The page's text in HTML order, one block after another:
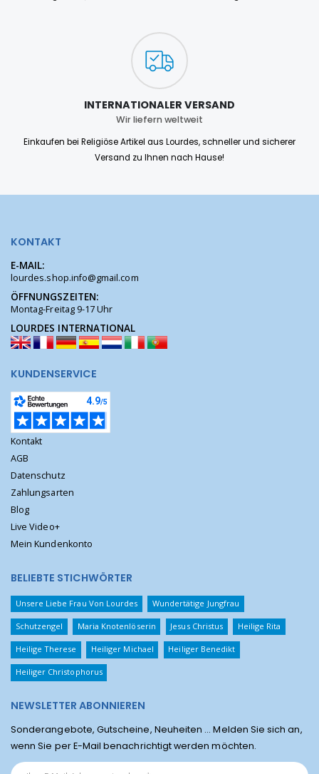
INTERNATIONALER VERSAND
Wir liefern weltweit
Einkaufen bei Religiöse Artikel aus Lourdes, schneller und sicherer
Versand zu Ihnen nach Hause!
KONTAKT
E-MAIL:
lourdes.shop.info@gmail.com
ÖFFNUNGSZEITEN:
Montag-Freitag 9-17 Uhr
LOURDES INTERNATIONAL
KUNDENSERVICE
Kontakt
AGB
Datenschutz
Zahlungsarten
Blog
Live Video+
Mein Kundenkonto
BELIEBTE STICHWÖRTER
Unsere Liebe Frau Von Lourdes Wundertätige Jungfrau
Schutzengel Maria Knotenlöserin Jesus Christus Heilige Rita
Heilige Therese Heiliger Michael Heiliger Benedikt
Heiliger Christophorus
NEWSLETTER ABONNIEREN
Sonderangebote, Gutscheine, Neuheiten ... Melden Sie sich an,
wenn Sie per E-Mail benachrichtigt werden möchten.